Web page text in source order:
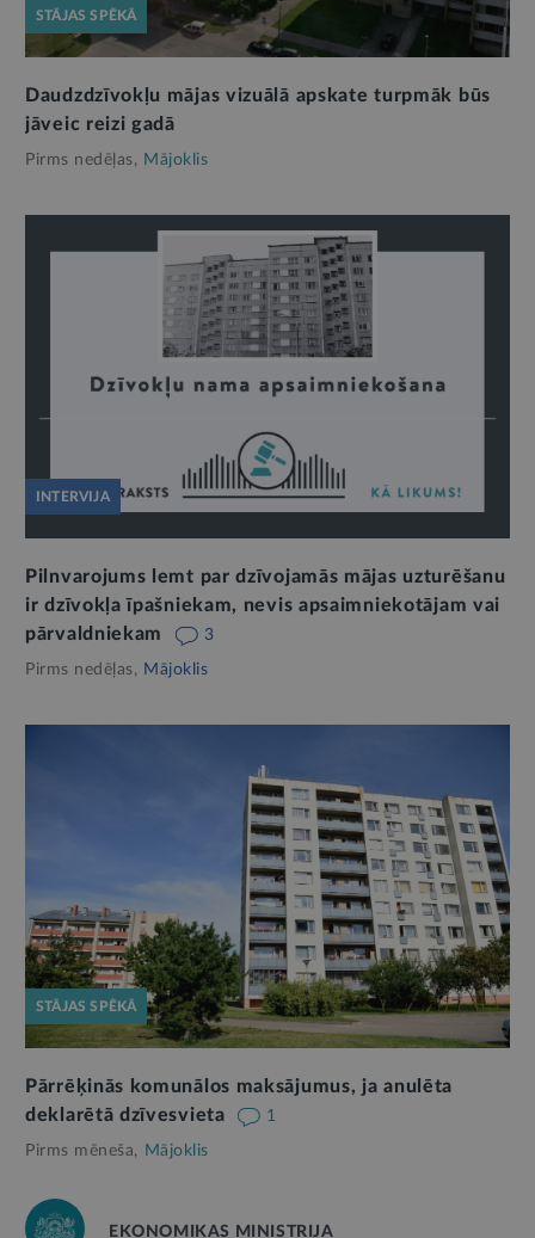
STĀJAS SPĒKĀ
Daudzdzīvokļu mājas vizuālā apskate turpmāk būs
jāveic reizi gadā
Pirms nedēļas, Mājoklis
INTERVIJA
Pilnvarojums lemt par dzīvojamās mājas uzturēšanu
ir dzīvokļa īpašniekam, nevis apsaimniekotājam vai
pārvaldniekam
3
Pirms nedēļas, Mājoklis
STĀJAS SPĒKĀ
Pārrēķinās komunālos maksājumus, ja anulēta
deklarētā dzīvesvieta
1
Pirms mēneša, Mājoklis
EKONOMIKAS MINISTRIJA